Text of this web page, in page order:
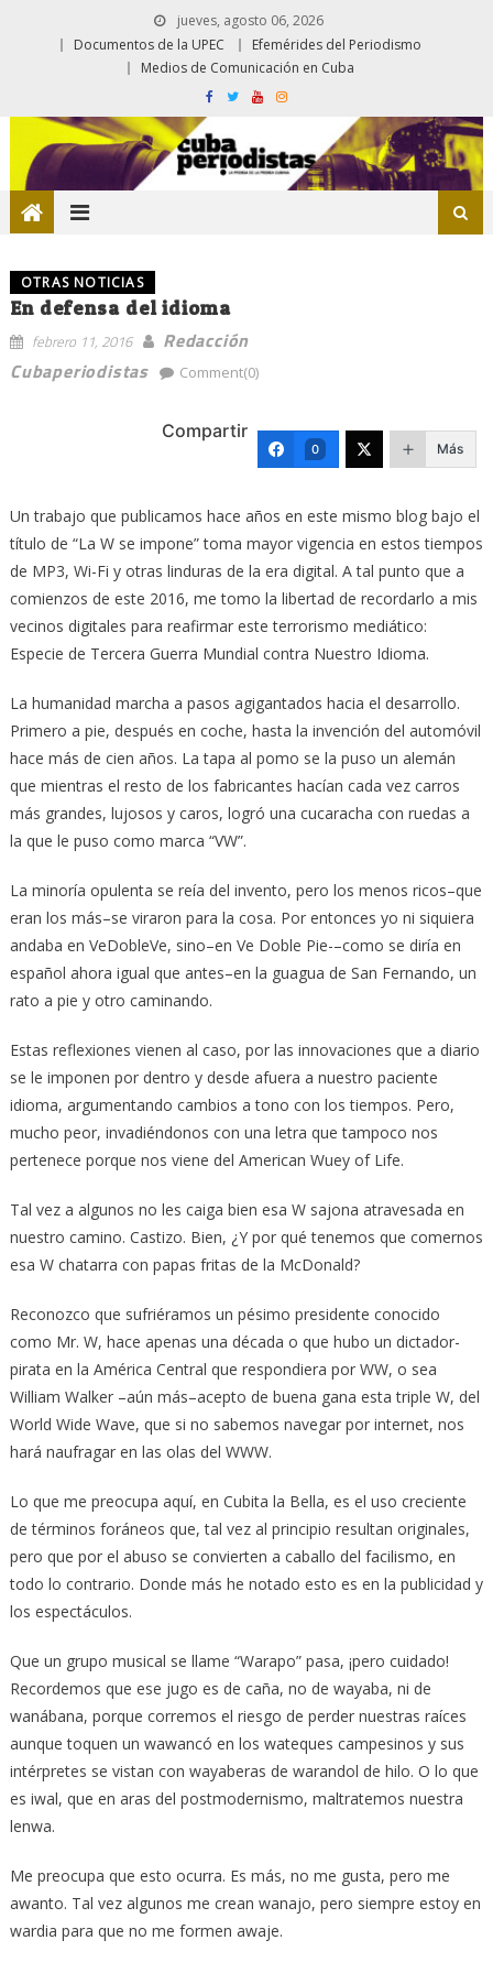
jueves, agosto 06, 2026
Documentos de la UPEC
Efemérides del Periodismo
Medios de Comunicación en Cuba
OTRAS NOTICIAS
En defensa del idioma
febrero 11, 2016
Redacción
Cubaperiodistas
Comment(0)
Compartir
0 Más
Un trabajo que publicamos hace años en este mismo blog bajo el
título de “La W se impone” toma mayor vigencia en estos tiempos
de MP3, Wi-Fi y otras linduras de la era digital. A tal punto que a
comienzos de este 2016, me tomo la libertad de recordarlo a mis
vecinos digitales para reafirmar este terrorismo mediático:
Especie de Tercera Guerra Mundial contra Nuestro Idioma.
La humanidad marcha a pasos agigantados hacia el desarrollo.
Primero a pie, después en coche, hasta la invención del automóvil
hace más de cien años. La tapa al pomo se la puso un alemán
que mientras el resto de los fabricantes hacían cada vez carros
más grandes, lujosos y caros, logró una cucaracha con ruedas a
la que le puso como marca “VW”.
La minoría opulenta se reía del invento, pero los menos ricos–que
eran los más–se viraron para la cosa. Por entonces yo ni siquiera
andaba en VeDobleVe, sino–en Ve Doble Pie-–como se diría en
español ahora igual que antes–en la guagua de San Fernando, un
rato a pie y otro caminando.
Estas reflexiones vienen al caso, por las innovaciones que a diario
se le imponen por dentro y desde afuera a nuestro paciente
idioma, argumentando cambios a tono con los tiempos. Pero,
mucho peor, invadiéndonos con una letra que tampoco nos
pertenece porque nos viene del American Wuey of Life.
Tal vez a algunos no les caiga bien esa W sajona atravesada en
nuestro camino. Castizo. Bien, ¿Y por qué tenemos que comernos
esa W chatarra con papas fritas de la McDonald?
Reconozco que sufriéramos un pésimo presidente conocido
como Mr. W, hace apenas una década o que hubo un dictador-
pirata en la América Central que respondiera por WW, o sea
William Walker –aún más–acepto de buena gana esta triple W, del
World Wide Wave, que si no sabemos navegar por internet, nos
hará naufragar en las olas del WWW.
Lo que me preocupa aquí, en Cubita la Bella, es el uso creciente
de términos foráneos que, tal vez al principio resultan originales,
pero que por el abuso se convierten a caballo del facilismo, en
todo lo contrario. Donde más he notado esto es en la publicidad y
los espectáculos.
Que un grupo musical se llame “Warapo” pasa, ¡pero cuidado!
Recordemos que ese jugo es de caña, no de wayaba, ni de
wanábana, porque corremos el riesgo de perder nuestras raíces
aunque toquen un wawancó en los wateques campesinos y sus
intérpretes se vistan con wayaberas de warandol de hilo. O lo que
es iwal, que en aras del postmodernismo, maltratemos nuestra
lenwa.
Me preocupa que esto ocurra. Es más, no me gusta, pero me
awanto. Tal vez algunos me crean wanajo, pero siempre estoy en
wardia para que no me formen awaje.